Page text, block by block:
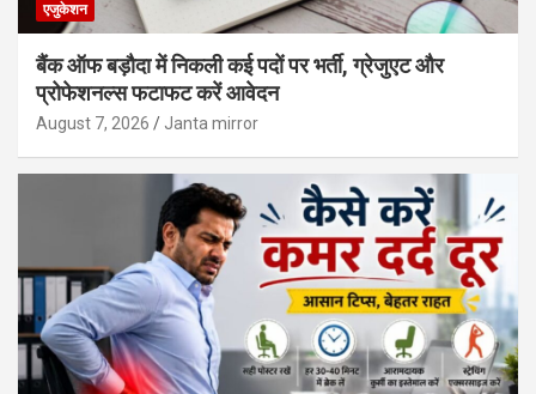
एजुकेशन
बैंक ऑफ बड़ौदा में निकली कई पदों पर भर्ती, ग्रेजुएट और
प्रोफेशनल्स फटाफट करें आवेदन
August 7, 2026 Janta mirror